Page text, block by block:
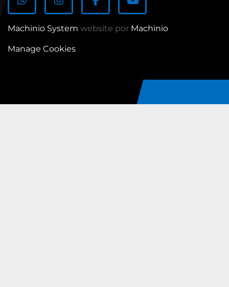
whatsappinstagramfacebookyoutube
Machinio System website por Machinio
Manage Cookies